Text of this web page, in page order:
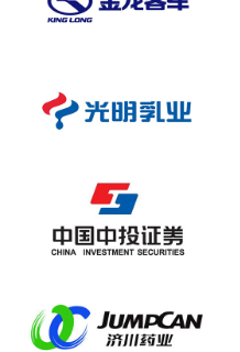
有限公司
子有限公司
份有限公司
学有限公司
限公司
动化设备有限公司
限公司
技有限公司